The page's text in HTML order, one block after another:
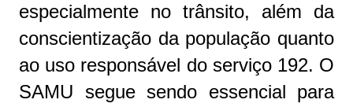
especialmente no trânsito, além da
conscientização da população quanto
ao uso responsável do serviço 192. O
SAMU segue sendo essencial para